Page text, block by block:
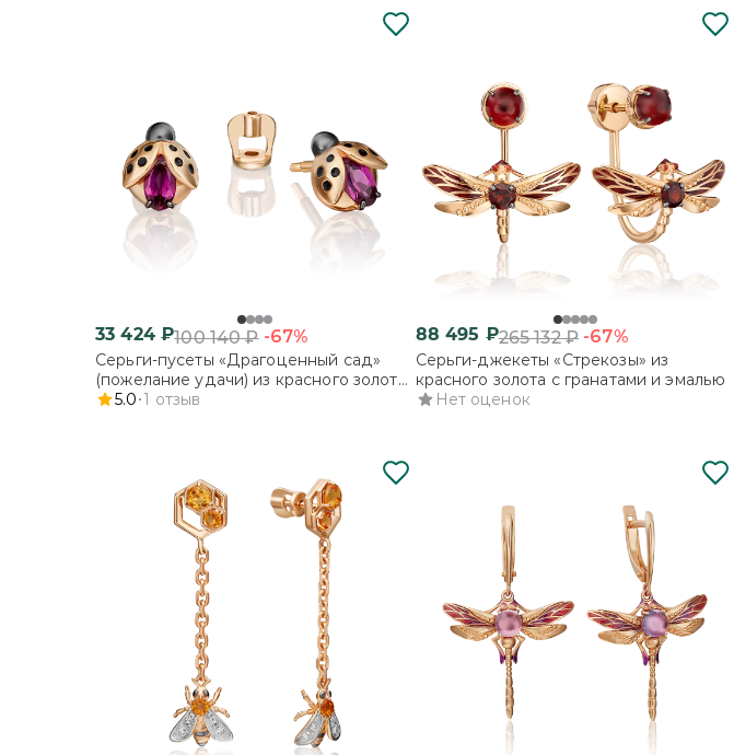
33 424₽100 140₽ -67%
Серьги-пусеты «Драгоценный сад»
(пожелание удачи) из красного золота
с гранатом и эмалью
5.0 1 отзыв
88 495 ₽265 132₽ -67%
Серьги-джекеты «Стрекозы» из
красного золота с гранатами и эмалью
Нет оценок